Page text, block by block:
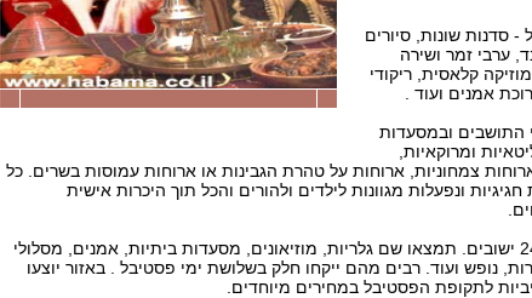
- סדנות שונות, סיורים
ערבי זמר ושירה
קלאסית, ריקודי
אמנים ועוד .
התושבים ובמסעדות
ומרוקאיות,
צמחוניות, ארוחות על טהרת הגבינות או ארוחות עמוסות בשרים. כל
ונפעלות מגוונות לילדים ולהורים והכל תוך היכרות אישית
באזור מרום הגליל כ-24 ישובים. תמצאו שם גלריות, מוזיאונים, מסעדות ביתיות, אמנים, מסלולי
נופש ועוד. רבים מהם ייקחו חלק בשלושת ימי פסטיבל . באזור יוצעו
לתקופת הפסטיבל במחירים מיוחדים.